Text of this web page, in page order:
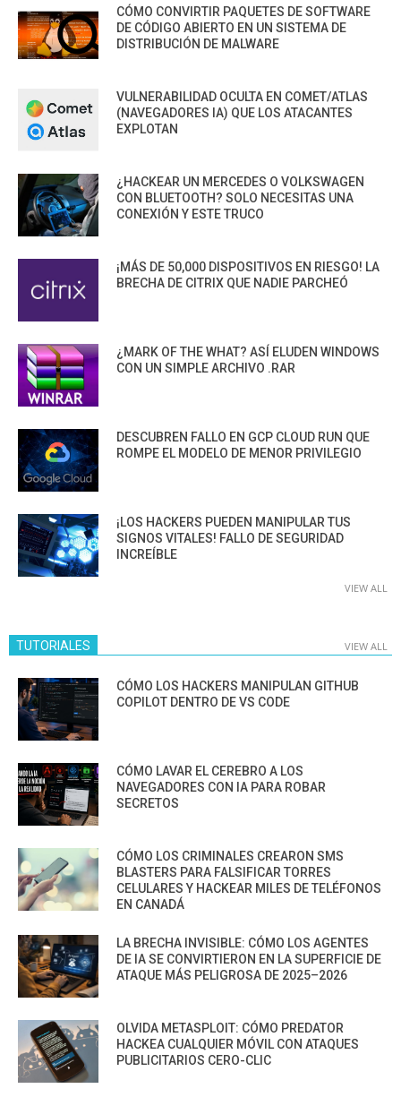
CÓMO CONVIRTIR PAQUETES DE SOFTWARE
DE CÓDIGO ABIERTO EN UN SISTEMA DE
DISTRIBUCIÓN DE MALWARE
VULNERABILIDAD OCULTA EN COMET/ATLAS
(NAVEGADORES IA) QUE LOS ATACANTES
EXPLOTAN
¿HACKEAR UN MERCEDES O VOLKSWAGEN
CON BLUETOOTH? SOLO NECESITAS UNA
CONEXIÓN Y ESTE TRUCO
¡MÁS DE 50,000 DISPOSITIVOS EN RIESGO! LA
BRECHA DE CITRIX QUE NADIE PARCHEÓ
¿MARK OF THE WHAT? ASÍ ELUDEN WINDOWS
CON UN SIMPLE ARCHIVO .RAR
DESCUBREN FALLO EN GCP CLOUD RUN QUE
ROMPE EL MODELO DE MENOR PRIVILEGIO
¡LOS HACKERS PUEDEN MANIPULAR TUS
SIGNOS VITALES! FALLO DE SEGURIDAD
INCREÍBLE
VIEW ALL
TUTORIALES VIEW ALL
CÓMO LOS HACKERS MANIPULAN GITHUB
COPILOT DENTRO DE VS CODE
CÓMO LAVAR EL CEREBRO A LOS
NAVEGADORES CON IA PARA ROBAR
SECRETOS
CÓMO LOS CRIMINALES CREARON SMS
BLASTERS PARA FALSIFICAR TORRES
CELULARES Y HACKEAR MILES DE TELÉFONOS
EN CANADÁ
LA BRECHA INVISIBLE: CÓMO LOS AGENTES
DE IA SE CONVIRTIERON EN LA SUPERFICIE DE
ATAQUE MÁS PELIGROSA DE 2025–2026
OLVIDA METASPLOIT: CÓMO PREDATOR
HACKEA CUALQUIER MÓVIL CON ATAQUES
PUBLICITARIOS CERO-CLIC